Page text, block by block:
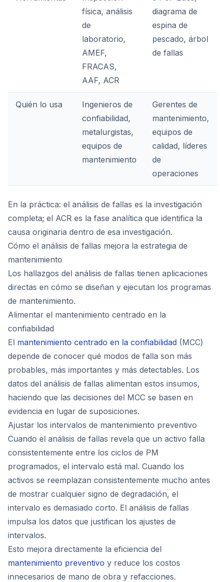
física, análisis
de
laboratorio,
AMEF,
FRACAS,
AAF, ACR
diagrama de
espina de
pescado, árbol
de fallas
Quién lo usa
Ingenieros de
confiabilidad,
metalurgistas,
equipos de
mantenimiento
Gerentes de
mantenimiento,
equipos de
calidad, líderes
de
operaciones
En la práctica: el análisis de fallas es la investigación
completa; el ACR es la fase analítica que identifica la
causa originaria dentro de esa investigación.
Cómo el análisis de fallas mejora la estrategia de
mantenimiento
Los hallazgos del análisis de fallas tienen aplicaciones
directas en cómo se diseñan y ejecutan los programas
de mantenimiento.
Alimentar el mantenimiento centrado en la
confiabilidad
El mantenimiento centrado en la confiabilidad (MCC)
depende de conocer qué modos de falla son más
probables, más importantes y más detectables. Los
datos del análisis de fallas alimentan estos insumos,
haciendo que las decisiones del MCC se basen en
evidencia en lugar de suposiciones.
Ajustar los intervalos de mantenimiento preventivo
Cuando el análisis de fallas revela que un activo falla
consistentemente entre los ciclos de PM
programados, el intervalo está mal. Cuando los
activos se reemplazan consistentemente mucho antes
de mostrar cualquier signo de degradación, el
intervalo es demasiado corto. El análisis de fallas
impulsa los datos que justifican los ajustes de
intervalos.
Esto mejora directamente la eficiencia del
mantenimiento preventivo y reduce los costos
innecesarios de mano de obra y refacciones.